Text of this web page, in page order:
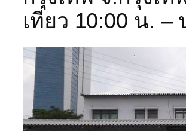
เที่ยว 10:00 น. –